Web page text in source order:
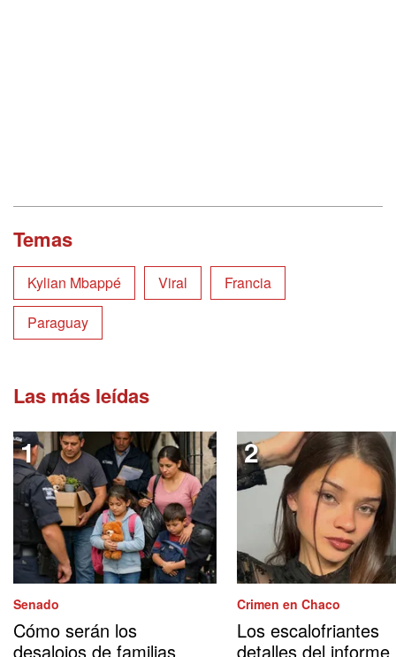
Temas
Kylian Mbappé Viral
Francia
Paraguay
Las más leídas
Senado
Cómo serán los
desalojos de familias
Crimen en Chaco
Los escalofriantes
detalles del informe